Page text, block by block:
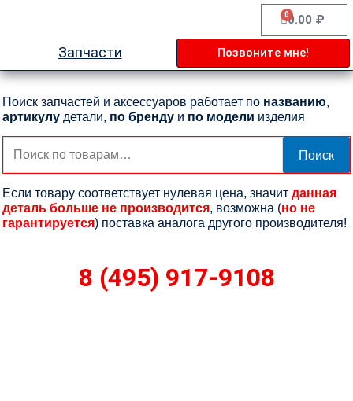
0.00 ₽
0
Cart
Запчасти Позвоните мне!
Поиск запчастей и аксессуаров работает по названию,
артикулу детали, по бренду и по модели изделия
Искать:
Поиск
Если товару соответствует нулевая цена, значит данная
деталь больше не производится, возможна (но не
гарантируется) поставка аналога другого производителя!
8 (495) 917-9108